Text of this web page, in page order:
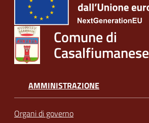
Comune di
Casalfiumanese
AMMINISTRAZIONE
Organi di governo